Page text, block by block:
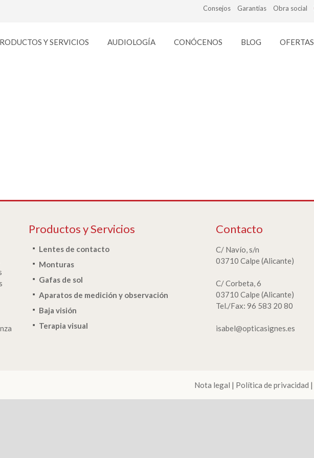
Consejos Garantías Obra social
Y SERVICIOS AUDIOLOGÍA CONÓCENOS BLOG OFERTAS
Productos y Servicios
Lentes de contacto
Monturas
Gafas de sol
Aparatos de medición y observación
Baja visión
Terapia visual
Contacto
C/ Navío, s/n
03710 Calpe (Alicante)
C/ Corbeta, 6
03710 Calpe (Alicante)
Tel./Fax: 96 583 20 80
isabel@opticasignes.es
Nota legal | Política de privacidad |